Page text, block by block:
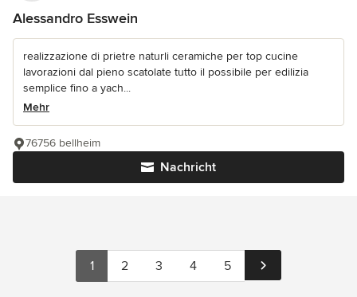
Alessandro Esswein
realizzazione di prietre naturli ceramiche per top cucine
lavorazioni dal pieno scatolate tutto il possibile per edilizia
semplice fino a yach...
Mehr
Nachricht
76756 bellheim
1 2 3 4 5